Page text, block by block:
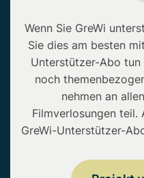
Wenn Sie GreWi
Sie dies am besten
Unterstützer-Abo tun
noch
nehmen an
Filmverlosungen
GreWi-Unterstützer-